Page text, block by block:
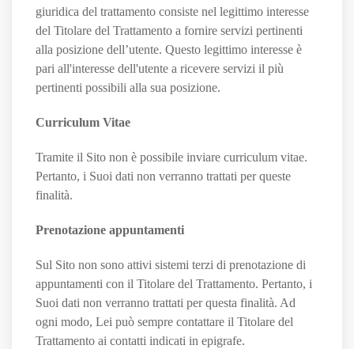
giuridica del trattamento consiste nel legittimo interesse
del Titolare del Trattamento a fornire servizi pertinenti
alla posizione dell’utente. Questo legittimo interesse è
pari all'interesse dell'utente a ricevere servizi il più
pertinenti possibili alla sua posizione.
Curriculum Vitae
Tramite il Sito non è possibile inviare curriculum vitae.
Pertanto, i Suoi dati non verranno trattati per queste
finalità.
Prenotazione appuntamenti
Sul Sito non sono attivi sistemi terzi di prenotazione di
appuntamenti con il Titolare del Trattamento. Pertanto, i
Suoi dati non verranno trattati per questa finalità. Ad
ogni modo, Lei può sempre contattare il Titolare del
Trattamento ai contatti indicati in epigrafe.